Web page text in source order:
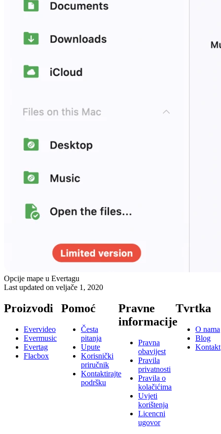
Opcije mape u Evertagu
Last updated on veljače 1, 2020
Proizvodi
Evervideo
Evermusic
Evertag
Flacbox
Pomoć
Česta
pitanja
Upute
Korisnički
priručnik
Kontaktirajte
podršku
Pravne
informacije
Pravna
obavijest
Pravila
privatnosti
Pravila o
kolačićima
Uvjeti
korištenja
Licencni
ugovor
Tvrtka
O nama
Blog
Kontakt